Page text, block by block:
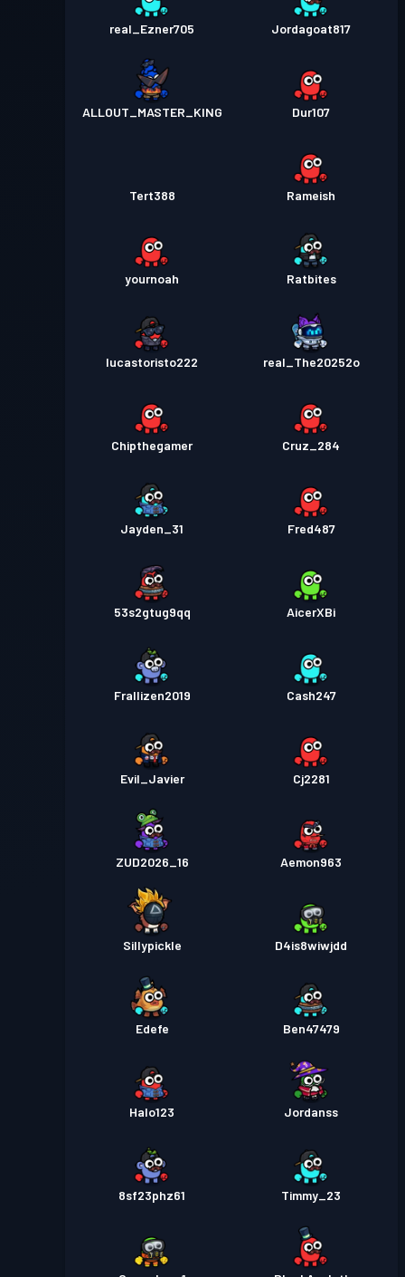
real_Ezner705 Jordagoat817
ALLOUT_MASTER_KING Dur107
Tert388 Rameish
yournoah Ratbites
lucastoristo222 real_The20252o
Chipthegamer Cruz_284
Jayden_31 Fred487
53s2gtug9qq AicerXBi
Frallizen2019 Cash247
Evil_Javier Cj2281
ZUD2026_16 Aemon963
Sillypickle D4is8wiwjdd
Edefe Ben47479
Halo123 Jordanss
8sf23phz61 Timmy_23